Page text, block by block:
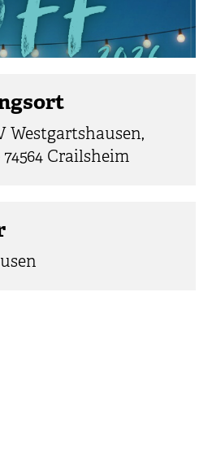
Westgartshausen,
Crailsheim